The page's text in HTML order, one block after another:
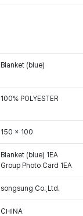
Blanket (blue)
100% POLYESTER
150 x 100
Blanket (blue) 1EA
Group Photo Card 1EA
songsung Co.,Ltd.
CHINA